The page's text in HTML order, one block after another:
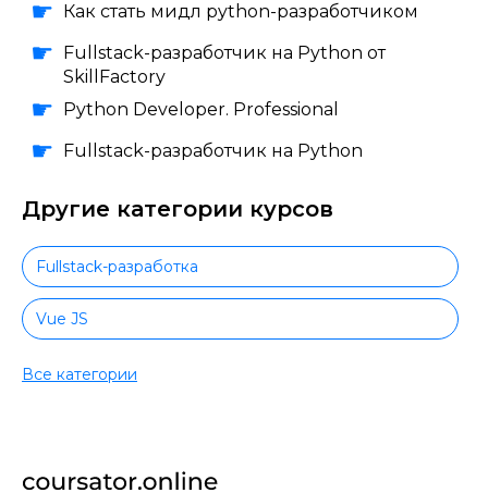
Как стать мидл python-разработчиком
Fullstack-разработчик на Python от
SkillFactory
Python Developer. Professional
Fullstack-разработчик на Python
Другие категории курсов
Fullstack-разработка
Vue JS
Ruby
Wordpress
Все категории